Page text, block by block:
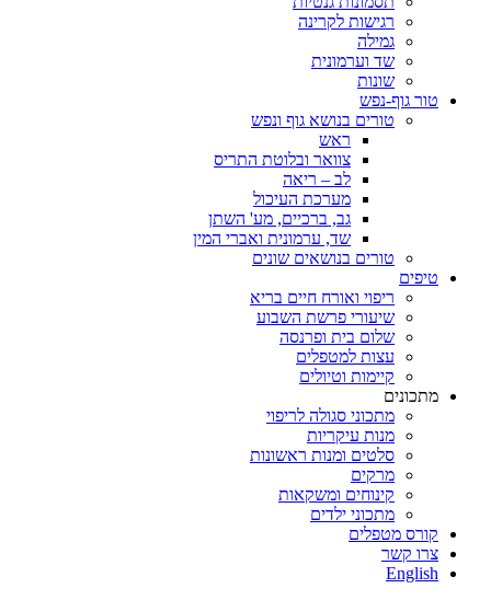
רגישות לקרינה
גמילה
שד וערמונית
שונות
טור גוף-נפש
טורים בנושא גוף ונפש
ראש
צוואר ובלוטת התריס
לב – ריאה
מערכת העיכול
גב, ברכיים, מע' השתן
שד, ערמונית ואברי המין
טורים בנושאים שונים
טיפים
ריפוי ואורח חיים בריא
שיעורי פרשת השבוע
שלום בית ופרנסה
עצות למטפלים
קיימות וטיולים
מתכונים
מתכוני סגולה לריפוי
מנות עיקריות
סלטים ומנות ראשונות
מרקים
קינוחים ומשקאות
מתכוני ילדים
קורס מטפלים
צרו קשר
English